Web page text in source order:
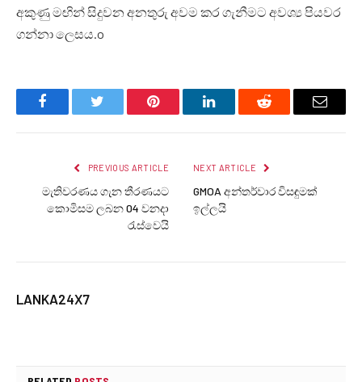
අකුණු මඟින් සිදුවන අනතුරු අවම කර ගැනීමට අවශ්‍ය පියවර
ගන්නා ලෙසය.o
FacebookTwitter Pinterest LinkedInReddit Email
PREVIOUS ARTICLE
මැතිවරණය ගැන තීරණයට
කොමිසම ලබන 04 වනදා
රැස්වෙයි
NEXT ARTICLE
GMOA අන්තර්වාර විසඳුමක්
ඉල්ලයි
LANKA24X7